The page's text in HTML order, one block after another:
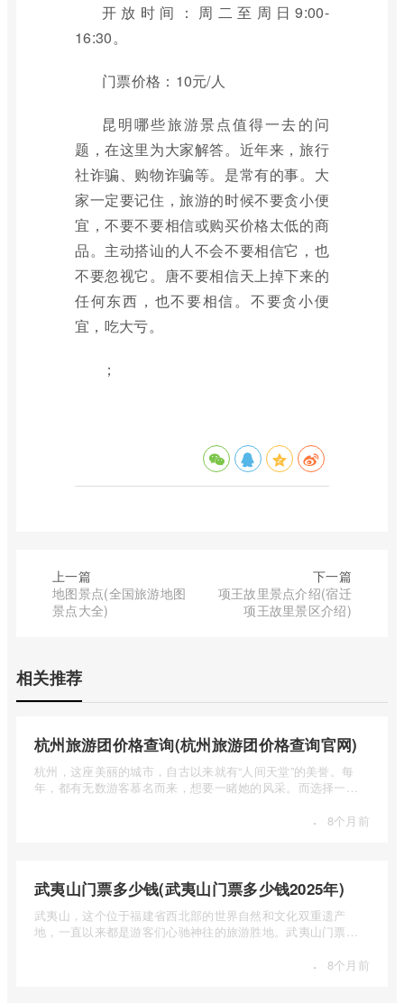
开放时间：周二至周日9:00-
16:30。
门票价格：10元/人
昆明哪些旅游景点值得一去的问
题，在这里为大家解答。近年来，旅行
社诈骗、购物诈骗等。是常有的事。大
家一定要记住，旅游的时候不要贪小便
宜，不要不要相信或购买价格太低的商
品。主动搭讪的人不会不要相信它，也
不要忽视它。唐不要相信天上掉下来的
任何东西，也不要相信。不要贪小便
宜，吃大亏。
；
上一篇
地图景点(全国旅游地图
景点大全)
下一篇
项王故里景点介绍(宿迁
项王故里景区介绍)
相关推荐
杭州旅游团价格查询(杭州旅游团价格查询官网)
杭州，这座美丽的城市，自古以来就有“人间天堂”的美誉。每
年，都有无数游客慕名而来，想要一睹她的风采。而选择一个
· 8个月前
武夷山门票多少钱(武夷山门票多少钱2025年)
武夷山，这个位于福建省西北部的世界自然和文化双重遗产
地，一直以来都是游客们心驰神往的旅游胜地。武夷山门票多
· 8个月前